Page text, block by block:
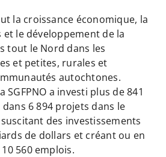
la croissance économique, la
et le développement de la
tout le Nord dans les
et petites, rurales et
autochtones.
SGFPNO a investi plus de 841
6 894 projets dans le
des investissements
de dollars et créant ou en
560 emplois.